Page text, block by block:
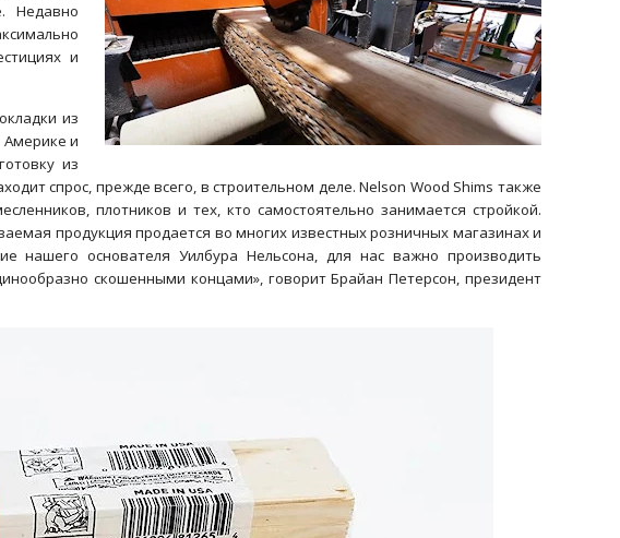
Недавно
и
из
и
из
спрос, прежде всего, в строительном деле. Nelson Wood Shims также
плотников и тех, кто самостоятельно занимается стройкой.
продукция продается во многих известных розничных магазинах и
нашего основателя Уилбура Нельсона, для нас важно производить
скошенными концами», говорит Брайан Петерсон, президент